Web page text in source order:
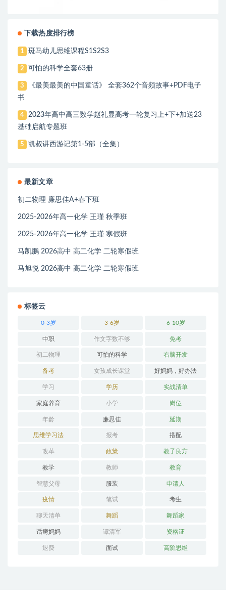
下载热度排行榜
1 斑马幼儿思维课程S1S2S3
2 可怕的科学全套63册
3
《最美最美的中国童话》 全套362个音频故事+PDF电子
书
4
2023年高中高三数学赵礼显高考一轮复习上+下+加送23
基础启航专题班
5 凯叔讲西游记第1-5部（全集）
最新文章
初二物理 廉思佳A+春下班
2025-2026年高一化学 王瑾 秋季班
2025-2026年高一化学 王瑾 寒假班
马凯鹏 2026高中 高二化学 二轮寒假班
马旭悦 2026高中 高二化学 二轮寒假班
标签云
0-3岁 3-6岁 6-10岁
中职 作文字数不够 免考
初二物理 可怕的科学 右脑开发
备考 女孩成长课堂 好妈妈，好办法
学习 学历 实战清单
家庭养育 小学 岗位
年龄 廉思佳 延期
思维学习法 报考 搭配
改革 政策 教子良方
教学 教师 教育
智慧父母 服装 申请人
疫情 笔试 考生
聊天清单 舞蹈 舞蹈家
话痨妈妈 谭清军 资格证
退费 面试 高阶思维